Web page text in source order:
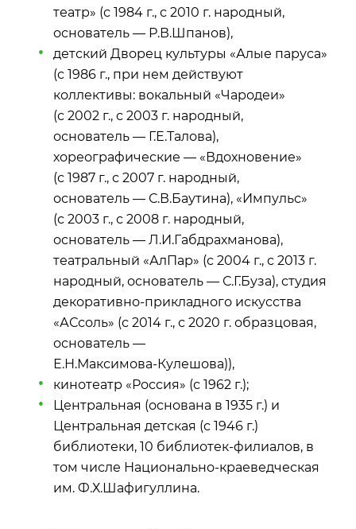
театр» (с 1984 г., с 2010 г. народный,
основатель — Р.В.Шпанов),
детский Дворец культуры «Алые паруса»
(с 1986 г., при нем действуют
коллективы: вокальный «Чародеи»
(с 2002 г., с 2003 г. народный,
основатель — Г.Е.Талова),
хореографические — «Вдохновение»
(с 1987 г., с 2007 г. народный,
основатель — С.В.Баутина), «Импульс»
(с 2003 г., с 2008 г. народный,
основатель — Л.И.Габдрахманова),
театральный «АлПар» (с 2004 г., с 2013 г.
народный, основатель — С.Г.Буза), студия
декоративно‑прикладного искусства
«АСсоль» (с 2014 г., с 2020 г. образцовая,
основатель —
Е.Н.Максимова‑Кулешова)),
кинотеатр «Россия» (с 1962 г.);
Центральная (основана в 1935 г.) и
Центральная детская (с 1946 г.)
библиотеки, 10 библиотек-филиалов, в
том числе Национально-краеведческая
им. Ф.Х.Шафигуллина.